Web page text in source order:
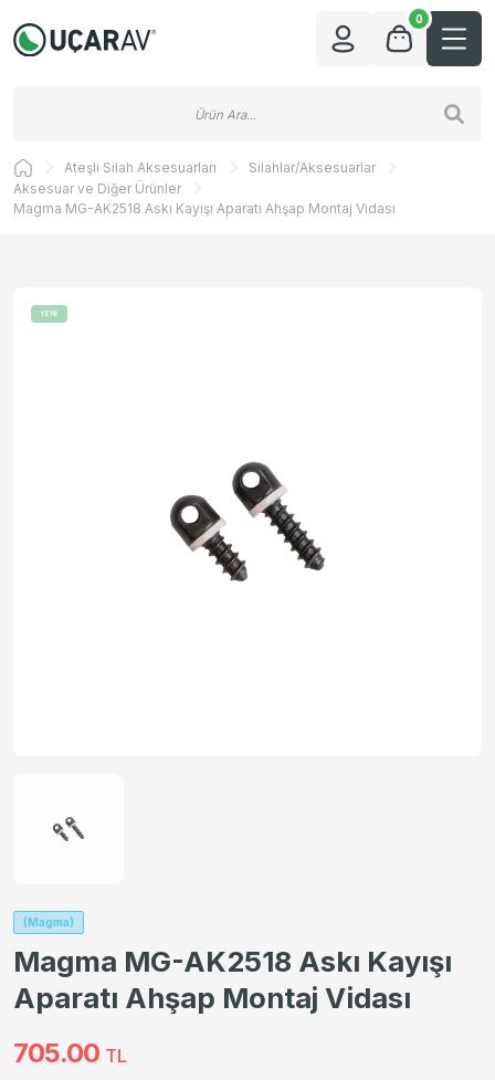
0
Ateşli Silah Aksesuarları
Silahlar/Aksesuarlar
Aksesuar ve Diğer Ürünler
Magma MG-AK2518 Askı Kayışı Aparatı Ahşap Montaj Vidası
YENİ
(Magma)
Magma MG-AK2518 Askı Kayışı
Aparatı Ahşap Montaj Vidası
705.00 TL